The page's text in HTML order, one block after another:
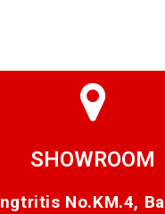
SHOWROOM
No.KM.4,